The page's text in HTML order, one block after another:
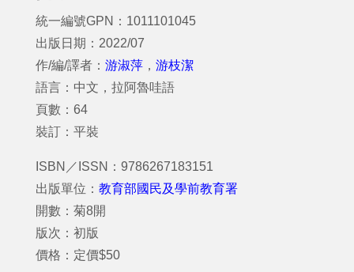
統一編號GPN：1011101045
出版日期：2022/07
作/編/譯者： 游淑萍 ， 游枝潔
語言：中文，拉阿魯哇語
頁數：64
裝訂：平裝
ISBN／ISSN：9786267183151
出版單位： 教育部國民及學前教育署
開數：菊8開
版次：初版
價格：定價$50